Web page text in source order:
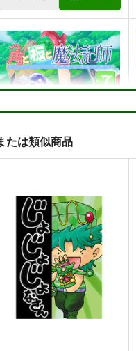
角と板と魔法記師7
とりからの巣
円（税込）
オリジナル
ベル・メリオン
アシオ・グレース
ホワイト
たは類似商品